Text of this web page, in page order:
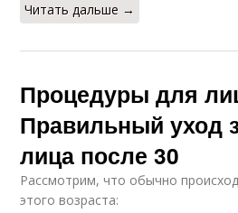
Читать дальше →
Процедуры для
Правильный уход
лица после 30
Рассмотрим, что обычно
этого возраста: